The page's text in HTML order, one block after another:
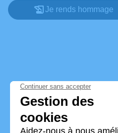
Je rends hommage